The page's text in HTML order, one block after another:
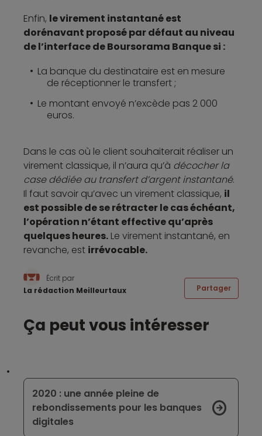
Enfin, le virement instantané est
dorénavant proposé par défaut au niveau
de l’interface de Boursorama Banque si :
La banque du destinataire est en mesure
de réceptionner le transfert ;
Le montant envoyé n’excède pas 2 000
euros.
Dans le cas où le client souhaiterait réaliser un
virement classique, il n’aura qu’à décocher la
case dédiée au transfert d’argent instantané.
Il faut savoir qu’avec un virement classique, il
est possible de se rétracter le cas échéant,
l’opération n’étant effective qu’après
quelques heures. Le virement instantané, en
revanche, est irrévocable.
Écrit par
La rédaction Meilleurtaux
Partager
Ça peut vous intéresser
2020 : une année pleine de
rebondissements pour les banques
digitales